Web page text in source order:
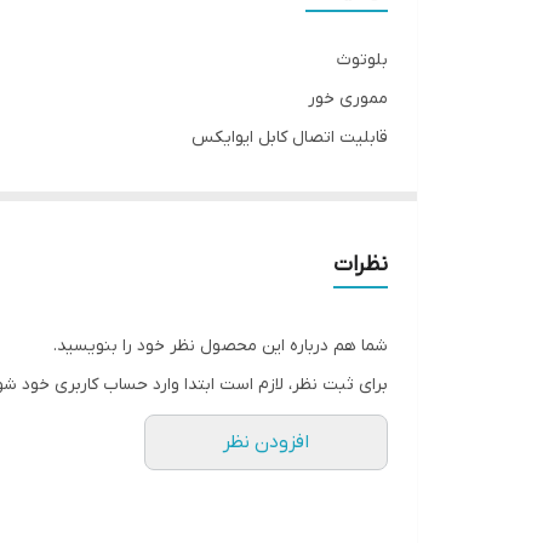
بلوتوث
مموری خور
قابلیت اتصال کابل ایوایکس
کیفیت صدای عالی
نظرات
شما هم درباره این محصول نظر خود را بنویسید.
برای ثبت نظر، لازم است ابتدا وارد حساب کاربری خود
افزودن نظر